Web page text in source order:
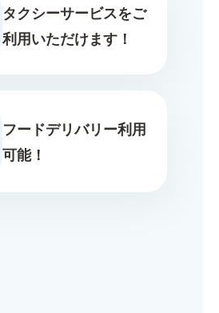
タクシーサービスをご
利用いただけます！
フードデリバリー利用
可能！